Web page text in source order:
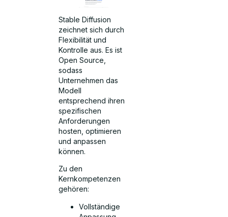
Stable Diffusion
zeichnet sich durch
Flexibilität und
Kontrolle aus. Es ist
Open Source,
sodass
Unternehmen das
Modell
entsprechend ihren
spezifischen
Anforderungen
hosten, optimieren
und anpassen
können.
Zu den
Kernkompetenzen
gehören:
Vollständige